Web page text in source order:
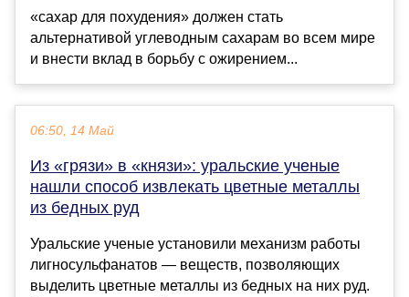
«сахар для похудения» должен стать
альтернативой углеводным сахарам во всем мире
и внести вклад в борьбу с ожирением...
06:50, 14 Май
Из «грязи» в «князи»: уральские ученые
нашли способ извлекать цветные металлы
из бедных руд
Уральские ученые установили механизм работы
лигносульфанатов — веществ, позволяющих
выделить цветные металлы из бедных на них руд.